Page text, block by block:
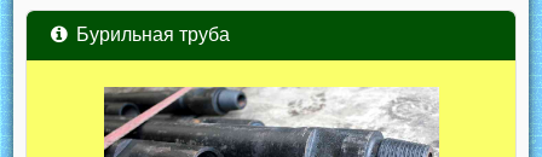
Бурильная труба